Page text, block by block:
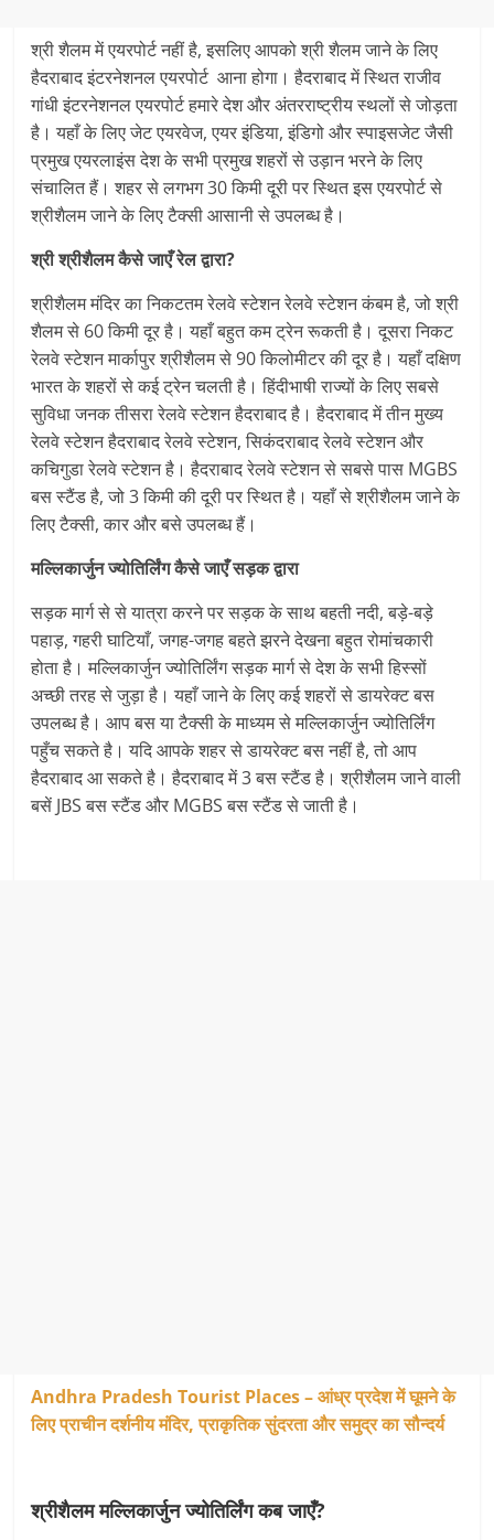
श्री शैलम में एयरपोर्ट नहीं है, इसलिए आपको श्री शैलम जाने के लिए
हैदराबाद इंटरनेशनल एयरपोर्ट आना होगा। हैदराबाद में स्थित राजीव
गांधी इंटरनेशनल एयरपोर्ट हमारे देश और अंतरराष्ट्रीय स्थलों से जोड़ता
है। यहाँ के लिए जेट एयरवेज, एयर इंडिया, इंडिगो और स्पाइसजेट जैसी
प्रमुख एयरलाइंस देश के सभी प्रमुख शहरों से उड़ान भरने के लिए
संचालित हैं। शहर से लगभग 30 किमी दूरी पर स्थित इस एयरपोर्ट से
श्रीशैलम जाने के लिए टैक्सी आसानी से उपलब्ध है।
श्री श्रीशैलम कैसे जाएँ रेल द्वारा?
श्रीशैलम मंदिर का निकटतम रेलवे स्टेशन रेलवे स्टेशन कंबम है, जो श्री
शैलम से 60 किमी दूर है। यहाँ बहुत कम ट्रेन रूकती है। दूसरा निकट
रेलवे स्टेशन मार्कापुर श्रीशैलम से 90 किलोमीटर की दूर है। यहाँ दक्षिण
भारत के शहरों से कई ट्रेन चलती है। हिंदीभाषी राज्यों के लिए सबसे
सुविधा जनक तीसरा रेलवे स्टेशन हैदराबाद है। हैदराबाद में तीन मुख्य
रेलवे स्टेशन हैदराबाद रेलवे स्टेशन, सिकंदराबाद रेलवे स्टेशन और
कचिगुडा रेलवे स्टेशन है। हैदराबाद रेलवे स्टेशन से सबसे पास MGBS
बस स्टैंड है, जो 3 किमी की दूरी पर स्थित है। यहाँ से श्रीशैलम जाने के
लिए टैक्सी, कार और बसे उपलब्ध हैं।
मल्लिकार्जुन ज्योतिर्लिंग कैसे जाएँ सड़क द्वारा
सड़क मार्ग से से यात्रा करने पर सड़क के साथ बहती नदी, बड़े-बड़े
पहाड़, गहरी घाटियाँ, जगह-जगह बहते झरने देखना बहुत रोमांचकारी
होता है। मल्लिकार्जुन ज्योतिर्लिंग सड़क मार्ग से देश के सभी हिस्सों
अच्छी तरह से जुड़ा है। यहाँ जाने के लिए कई शहरों से डायरेक्ट बस
उपलब्ध है। आप बस या टैक्सी के माध्यम से मल्लिकार्जुन ज्योतिर्लिंग
पहुँच सकते है। यदि आपके शहर से डायरेक्ट बस नहीं है, तो आप
हैदराबाद आ सकते है। हैदराबाद में 3 बस स्टैंड है। श्रीशैलम जाने वाली
बसें JBS बस स्टैंड और MGBS बस स्टैंड से जाती है।
Andhra Pradesh Tourist Places – आंध्र प्रदेश में घूमने के
लिए प्राचीन दर्शनीय मंदिर, प्राकृतिक सुंदरता और समुद्र का सौन्दर्य
श्रीशैलम मल्लिकार्जुन ज्योतिर्लिंग कब जाएँ?